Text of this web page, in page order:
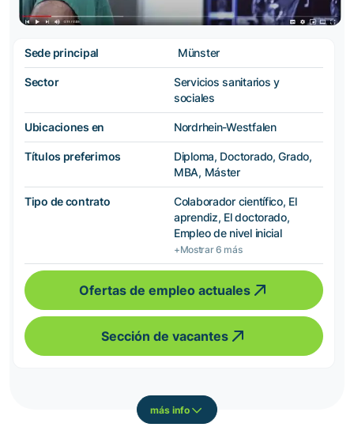
Sede principal Münster
Sector
Servicios sanitarios y
sociales
Ubicaciones en Nordrhein-Westfalen
Títulos preferimos
Diploma, Doctorado, Grado,
MBA, Máster
Tipo de contrato
Colaborador científico, El
aprendiz, El doctorado,
Empleo de nivel inicial
+Mostrar 6 más
Ofertas de empleo actuales
Sección de vacantes
más info